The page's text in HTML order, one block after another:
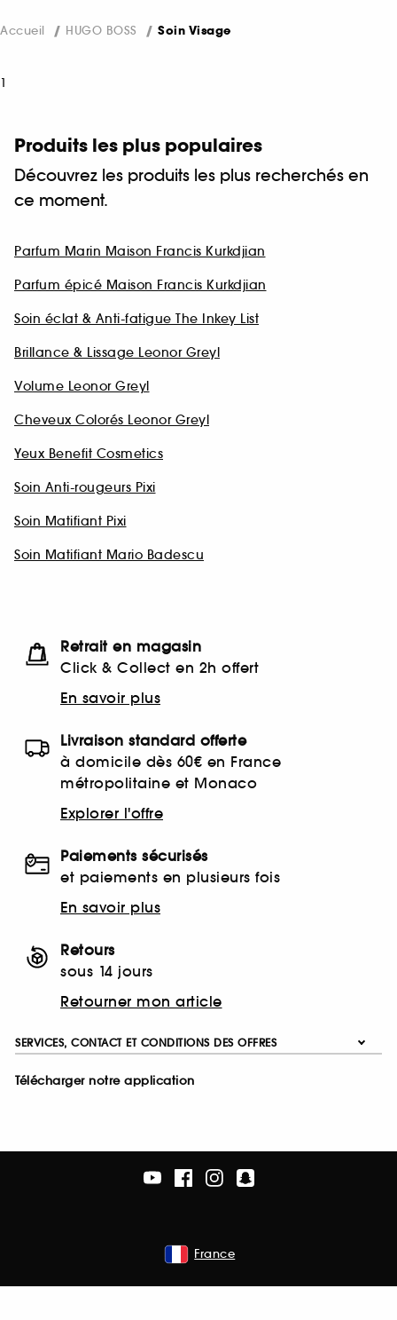
Accueil HUGO BOSS Soin Visage
1
Produits les plus populaires
Découvrez les produits les plus recherchés en
ce moment.
Parfum Marin Maison Francis Kurkdjian
Parfum épicé Maison Francis Kurkdjian
Soin éclat & Anti-fatigue The Inkey List
Brillance & Lissage Leonor Greyl
Volume Leonor Greyl
Cheveux Colorés Leonor Greyl
Yeux Benefit Cosmetics
Soin Anti-rougeurs Pixi
Soin Matifiant Pixi
Soin Matifiant Mario Badescu
Retrait en magasin
Click & Collect en 2h offert
En savoir plus
Livraison standard offerte
à domicile dès 60€ en France
métropolitaine et Monaco
Explorer l'offre
Paiements sécurisés
et paiements en plusieurs fois
En savoir plus
Retours
sous 14 jours
Retourner mon article
SERVICES, CONTACT ET CONDITIONS DES OFFRES
Télécharger notre application
France